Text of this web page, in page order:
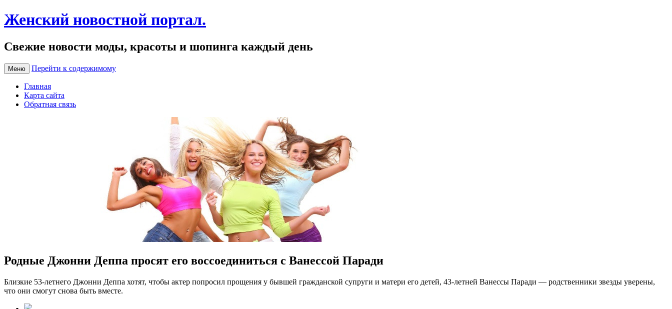
Женский новостной портал.
Свежие новости моды, красоты и шопинга каждый день
Меню Перейти к содержимому
Главная
Карта сайта
Обратная связь
Родные Джонни Деппа просят его воссоединиться с Ванессой Паради
Близкиe 53-летнего Джонни Деппа хотят, чтобы актер попросил прощения у бывшей гражданской супруги и матери его детей, 43-летней Ванессы Паради — родственники звезды уверены,
что они смогут снова быть вместе.